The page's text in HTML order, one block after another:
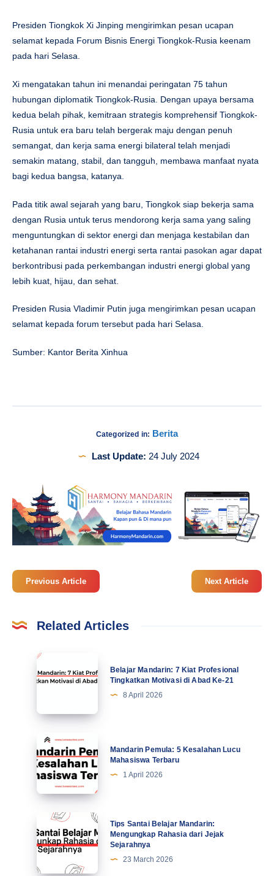
Presiden Tiongkok Xi Jinping mengirimkan pesan ucapan
selamat kepada Forum Bisnis Energi Tiongkok-Rusia keenam
pada hari Selasa.
Xi mengatakan tahun ini menandai peringatan 75 tahun
hubungan diplomatik Tiongkok-Rusia. Dengan upaya bersama
kedua belah pihak, kemitraan strategis komprehensif Tiongkok-
Rusia untuk era baru telah bergerak maju dengan penuh
semangat, dan kerja sama energi bilateral telah menjadi
semakin matang, stabil, dan tangguh, membawa manfaat nyata
bagi kedua bangsa, katanya.
Pada titik awal sejarah yang baru, Tiongkok siap bekerja sama
dengan Rusia untuk terus mendorong kerja sama yang saling
menguntungkan di sektor energi dan menjaga kestabilan dan
ketahanan rantai industri energi serta rantai pasokan agar dapat
berkontribusi pada perkembangan industri energi global yang
lebih kuat, hijau, dan sehat.
Presiden Rusia Vladimir Putin juga mengirimkan pesan ucapan
selamat kepada forum tersebut pada hari Selasa.
Sumber: Kantor Berita Xinhua
Categorized in: Berita
Last Update: 24 July 2024
Previous Article Next Article
Related Articles
Belajar
Mandarin:
Profesional
Tingkatkan
Motivasi
di
Abad
Ke-
Belajar Mandarin: 7 Kiat Profesional
Tingkatkan Motivasi di Abad Ke-21
8 April 2026
Mandarin
Pemula:
5
Kesalahan
Lucu
Mahasiswa
Terbaru
Mandarin Pemula: 5 Kesalahan Lucu
Mahasiswa Terbaru
1 April 2026
Tips
Santai
Belajar
Mandarin:
Tips Santai Belajar Mandarin:
Mengungkap Rahasia dari Jejak
Sejarahnya
23 March 2026